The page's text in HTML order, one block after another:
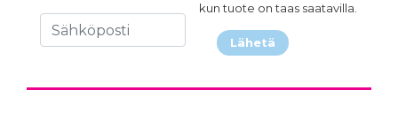
kun tuote on taas saatavilla.
Lähetä